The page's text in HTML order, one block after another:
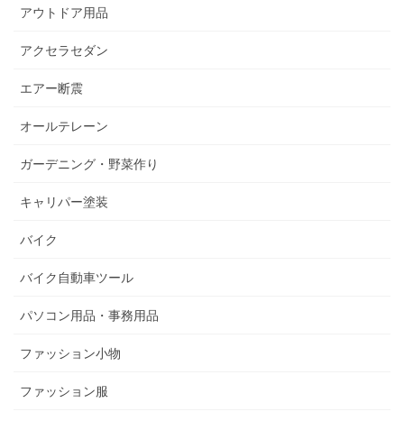
アウトドア用品
アクセラセダン
エアー断震
オールテレーン
ガーデニング・野菜作り
キャリパー塗装
バイク
バイク自動車ツール
パソコン用品・事務用品
ファッション小物
ファッション服